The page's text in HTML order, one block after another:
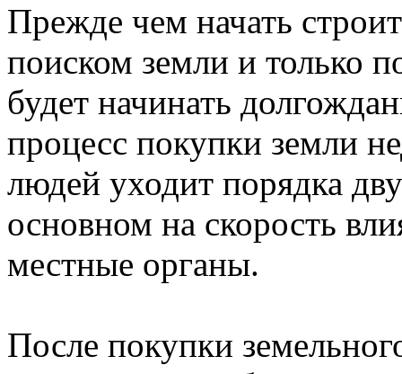
Прежде чем начать
поиском земли и только
будет начинать
процесс покупки земли
людей уходит порядка
основном на скорость
местные органы.
После покупки